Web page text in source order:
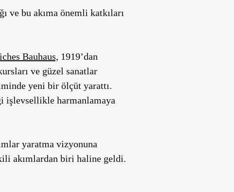
ve bu akıma önemli katkıları
Bauhaus, 1919’dan
ve güzel sanatlar
yeni bir ölçüt yarattı.
işlevsellikle harmanlamaya
yaratma vizyonuna
akımlardan biri haline geldi.